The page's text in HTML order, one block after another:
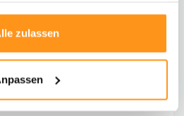
zulassen
vragen@flycarpets.nl